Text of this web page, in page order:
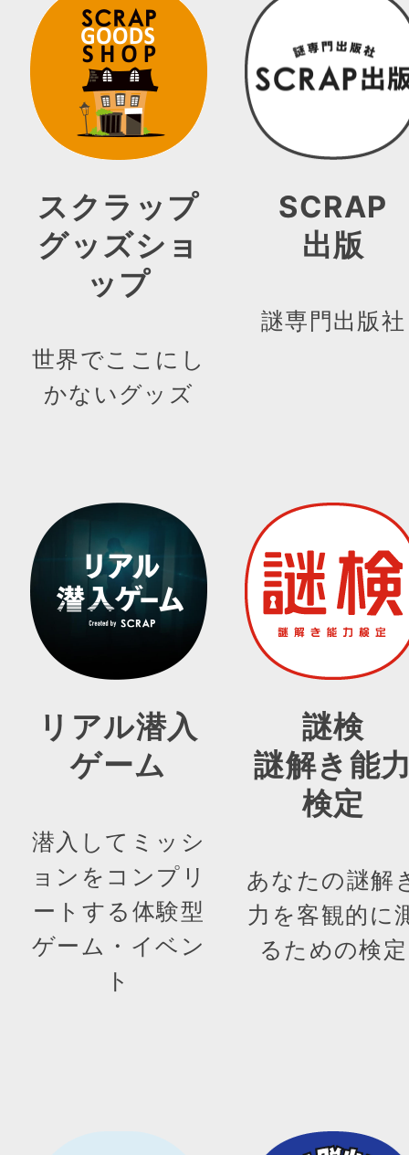
スクラップ
グッズショ
ップ
世界でここにし
かないグッズ
SCRAP
出版
謎専門出版社
リアル潜入
ゲーム
潜入してミッシ
ョンをコンプリ
ートする体験型
ゲーム・イベン
ト
謎検
謎解き能
検定
あなたの謎解
力を客観的に
るための検定